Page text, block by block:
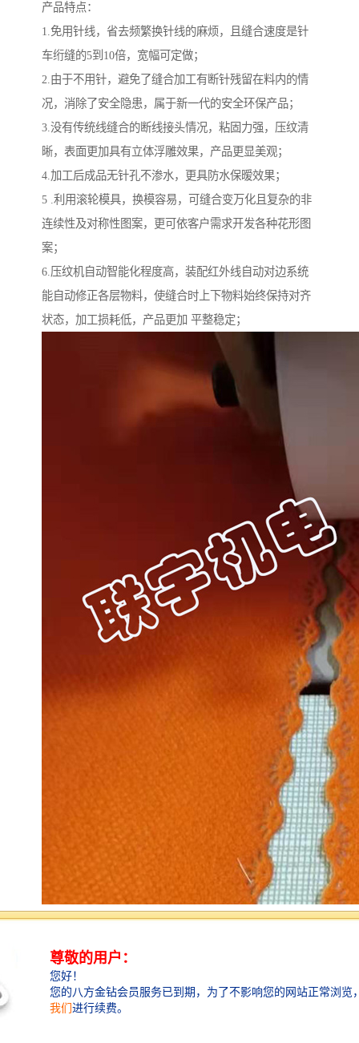
产品特点：
1.免用针线，省去频繁换针线的麻烦，且缝合速度是针
车绗缝的5到10倍，宽幅可定做；
2.由于不用针，避免了缝合加工有断针残留在料内的情
况，消除了安全隐患，属于新一代的安全环保产品；
3.没有传统线缝合的断线接头情况，粘固力强，压纹清
晰，表面更加具有立体浮雕效果，产品更显美观；
4.加工后成品无针孔不渗水，更具防水保暧效果；
5 .利用滚轮模具，换模容易，可缝合变万化且复杂的非
连续性及对称性图案，更可依客户需求开发各种花形图
案；
6.压纹机自动智能化程度高，装配红外线自动对边系统
能自动修正各层物料，使缝合时上下物料始终保持对齐
状态，加工损耗低，产品更加 平整稳定；